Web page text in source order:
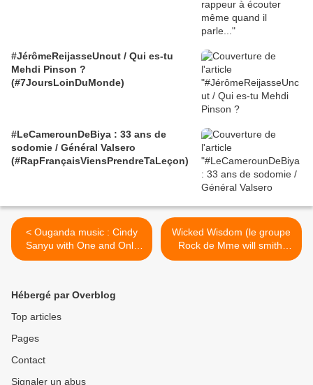
#JérômeReijasseUncut / Qui es-tu
Mehdi Pinson ?
(#7JoursLoinDuMonde)
#LeCamerounDeBiya : 33 ans de
sodomie / Général Valsero
(#RapFrançaisViensPrendreTaLeçon)
< Ouganda music : Cindy
Sanyu with One and Only
on
Wicked Wisdom (le groupe
Rock de Mme will smith,
Jada Pinkett Smith) >
Hébergé par Overblog
Top articles
Pages
Contact
Signaler un abus